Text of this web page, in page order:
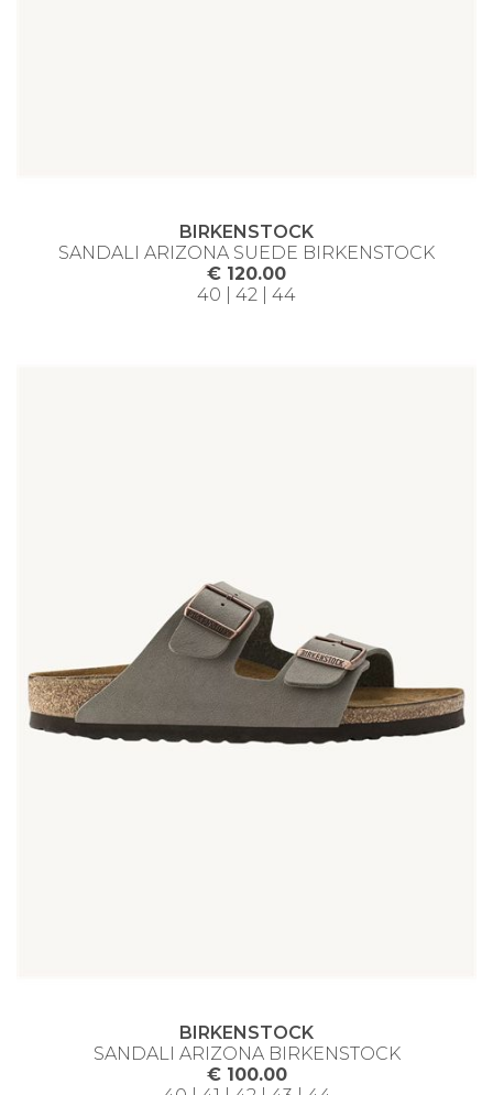
BIRKENSTOCK
SANDALI ARIZONA SUEDE BIRKENSTOCK
€ 120.00
40 | 42 | 44
BIRKENSTOCK
SANDALI ARIZONA BIRKENSTOCK
€ 100.00